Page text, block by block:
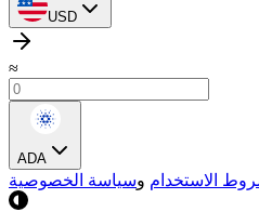
USD
≈
ADA
الاستخدام وسياسة الخصوصية